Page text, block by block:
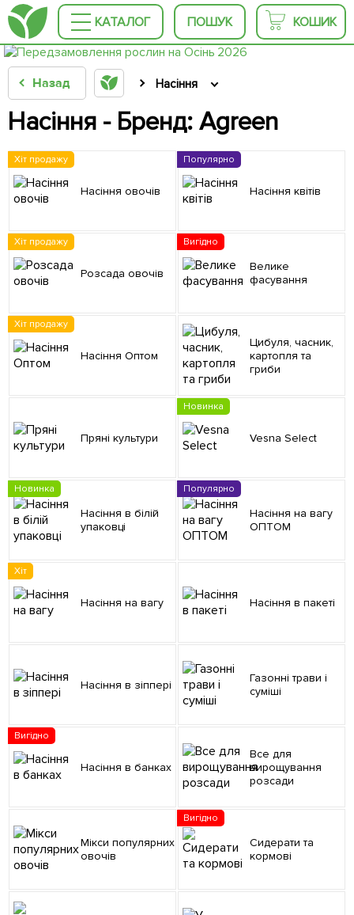
КАТАЛОГ ПОШУК КОШИК
Назад Насіння
Насіння - Бренд: Agreen
Хіт продажу
Насіння овочів
Популярно
Насіння квітів
Хіт продажу
Розсада овочів
Вигідно
Велике
фасування
Хіт продажу
Насіння Оптом
Цибуля, часник,
картопля та
гриби
Пряні культури
Новинка
Vesna Select
Новинка
Насіння в білій
упаковці
Популярно
Насіння на вагу
ОПТОМ
Хіт
Насіння на вагу Насіння в пакеті
Насіння в зіппері
Газонні трави і
суміші
Вигідно
Насіння в банках
Все для
вирощування
розсади
Мікси популярних
овочів
Вигідно
Сидерати та
кормові